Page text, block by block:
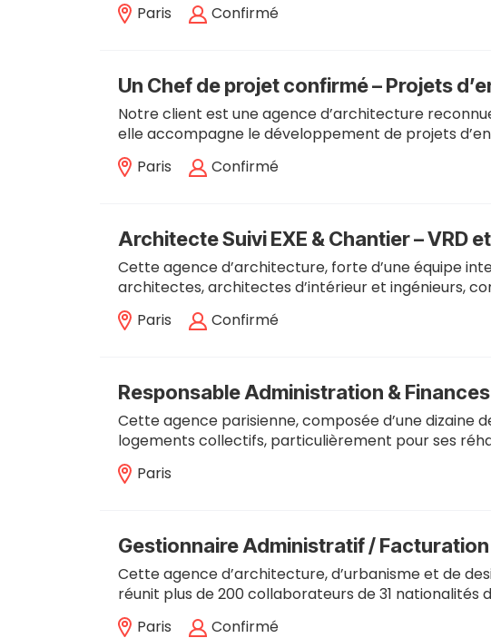
Paris
Confirmé
Un Chef de projet confirmé – Projets
Notre client est une agence d’architecture
elle accompagne le développement de projets
Paris
Confirmé
Architecte Suivi EXE & Chantier – VRD
Cette agence d’architecture, forte d’une équipe
architectes, architectes d’intérieur et ingénieurs,
Paris
Confirmé
Responsable Administration &
Cette agence parisienne, composée d’une dizaine
logements collectifs, particulièrement pour ses
Paris
Gestionnaire Administratif / Facturation
Cette agence d’architecture, d’urbanisme et de
réunit plus de 200 collaborateurs de 31
Paris
Confirmé